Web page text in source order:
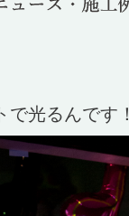
で光るんです！